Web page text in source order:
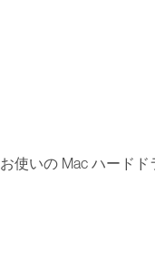
使いの Mac ハードド